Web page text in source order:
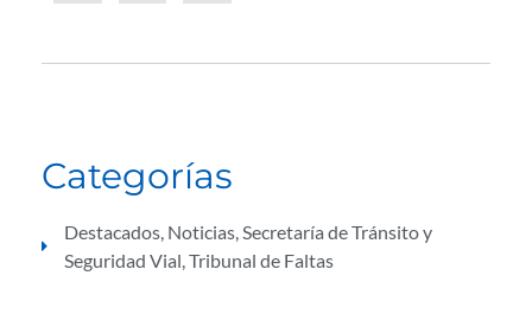
Categorías
Destacados, Noticias,Secretaría de Tránsito y
Seguridad Vial,Tribunal de Faltas